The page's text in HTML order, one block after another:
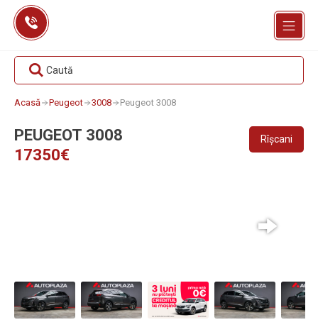
Skip
content
Caută
Acasă Peugeot 3008 Peugeot 3008
PEUGEOT 3008
17350€
Rîșcani